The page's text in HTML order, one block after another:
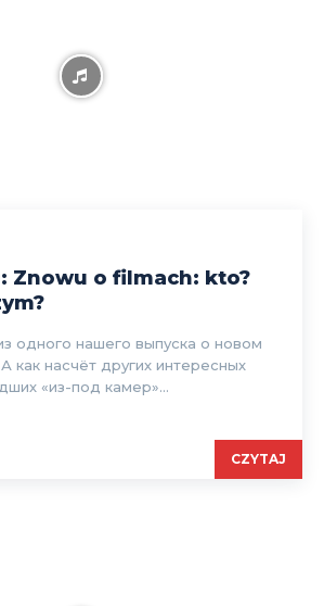
Znowu o filmach: kto?
одного нашего выпуска о новом
как насчёт других интересных
«из-под камер»...
CZYTAJ